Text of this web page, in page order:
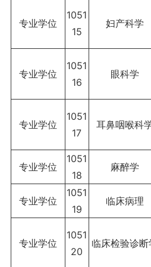
专业学位
1051
15
妇产科学
专业学位
1051
16
眼科学
专业学位
1051
17
耳鼻咽喉科
专业学位
1051
18
麻醉学
专业学位
1051
19
临床病理
专业学位
1051
20
临床检验诊断